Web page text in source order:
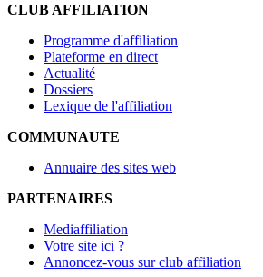
CLUB AFFILIATION
Programme d'affiliation
Plateforme en direct
Actualité
Dossiers
Lexique de l'affiliation
COMMUNAUTE
Annuaire des sites web
PARTENAIRES
Mediaffiliation
Votre site ici ?
Annoncez-vous sur club affiliation